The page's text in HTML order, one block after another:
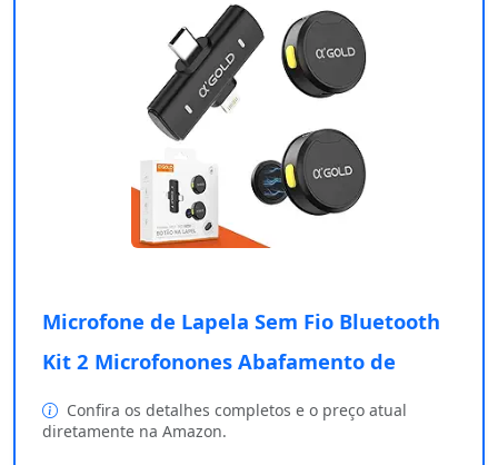
Microfone de Lapela Sem Fio Bluetooth
Kit 2 Microfonones Abafamento de
Confira os detalhes completos e o preço atual
diretamente na Amazon.